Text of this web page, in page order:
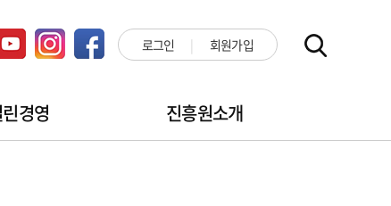
로그인 회원가입
경영 진흥원소개